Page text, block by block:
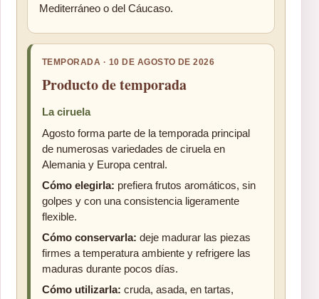
Mediterráneo o del Cáucaso.
TEMPORADA · 10 DE AGOSTO DE 2026
Producto de temporada
La ciruela
Agosto forma parte de la temporada principal
de numerosas variedades de ciruela en
Alemania y Europa central.
Cómo elegirla: prefiera frutos aromáticos, sin
golpes y con una consistencia ligeramente
flexible.
Cómo conservarla: deje madurar las piezas
firmes a temperatura ambiente y refrigere las
maduras durante pocos días.
Cómo utilizarla: cruda, asada, en tartas,